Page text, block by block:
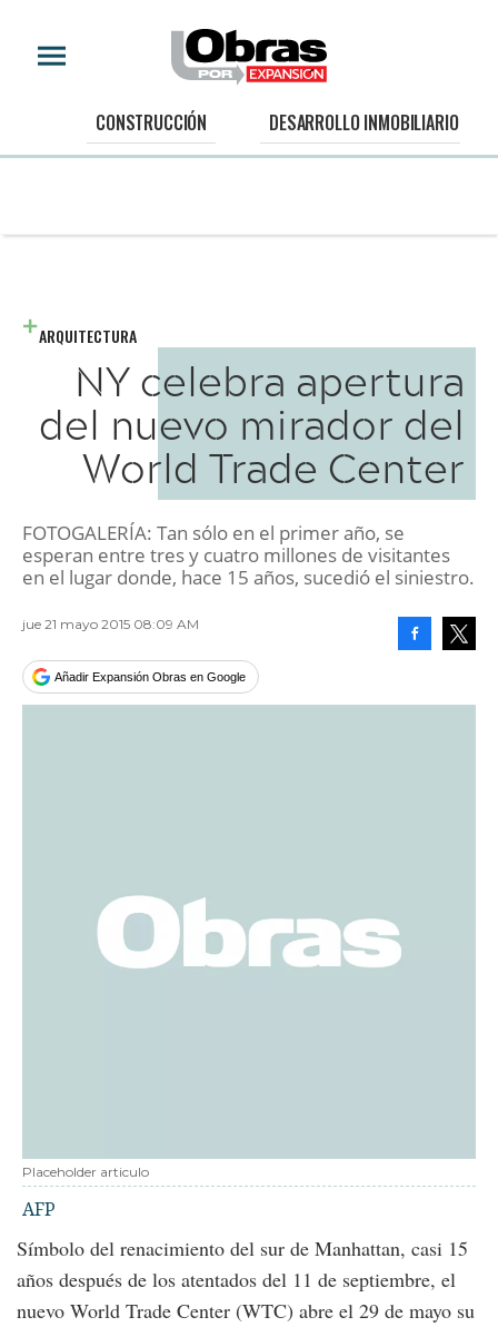
CONSTRUCCIÓN DESARROLLO INMOBILIARIO
ARQUITECTURA
NY celebra apertura
del nuevo mirador del
World Trade Center
FOTOGALERÍA: Tan sólo en el primer año, se
esperan entre tres y cuatro millones de visitantes
en el lugar donde, hace 15 años, sucedió el siniestro.
jue 21 mayo 2015 08:09 AM
Añadir Expansión Obras en Google
Placeholder articulo
AFP
Símbolo del renacimiento del sur de Manhattan, casi 15
años después de los atentados del 11 de septiembre, el
nuevo World Trade Center (WTC) abre el 29 de mayo su